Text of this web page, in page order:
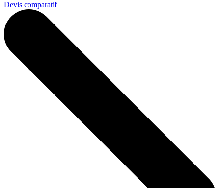
Devis comparatif